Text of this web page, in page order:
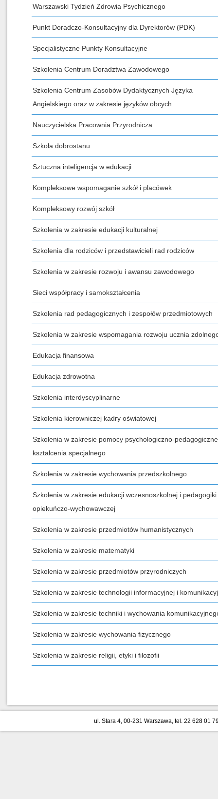
Warszawski Tydzień Zdrowia Psychicznego
Punkt Doradczo-Konsultacyjny dla Dyrektorów (PDK)
Specjalistyczne Punkty Konsultacyjne
Szkolenia Centrum Doradztwa Zawodowego
Szkolenia Centrum Zasobów Dydaktycznych Języka
Angielskiego oraz w zakresie języków obcych
Nauczycielska Pracownia Przyrodnicza
Szkoła dobrostanu
Sztuczna inteligencja w edukacji
Kompleksowe wspomaganie szkół i placówek
Kompleksowy rozwój szkół
Szkolenia w zakresie edukacji kulturalnej
Szkolenia dla rodziców i przedstawicieli rad rodziców
Szkolenia w zakresie rozwoju i awansu zawodowego
Sieci współpracy i samokształcenia
Szkolenia rad pedagogicznych i zespołów przedmiotowych
Szkolenia w zakresie wspomagania rozwoju ucznia
Edukacja finansowa
Edukacja zdrowotna
Szkolenia interdyscyplinarne
Szkolenia kierowniczej kadry oświatowej
Szkolenia w zakresie pomocy psychologiczno-
kształcenia specjalnego
Szkolenia w zakresie wychowania przedszkolnego
Szkolenia w zakresie edukacji wczesnoszkolnej i pedagogiki
opiekuńczo-wychowawczej
Szkolenia w zakresie przedmiotów humanistycznych
Szkolenia w zakresie matematyki
Szkolenia w zakresie przedmiotów przyrodniczych
Szkolenia w zakresie technologii informacyjnej i
Szkolenia w zakresie techniki i wychowania
Szkolenia w zakresie wychowania fizycznego
Szkolenia w zakresie religii, etyki i filozofii
ul. Stara 4, 00-231 Warszawa, tel. 22 628 01